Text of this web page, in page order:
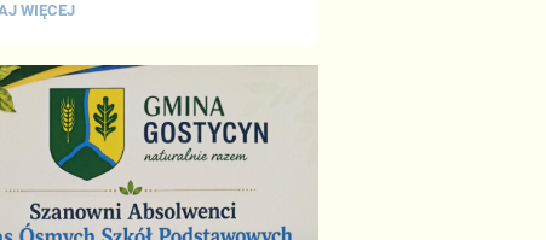
WIĘCEJ